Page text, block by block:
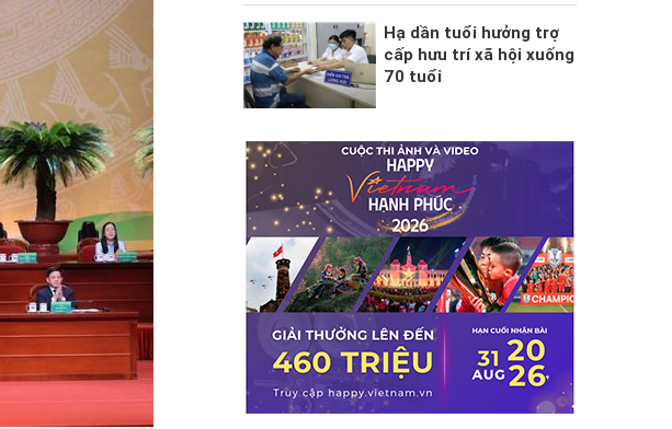
Hạ dần tuổi hưởng trợ
cấp hưu trí xã hội xuống
70 tuổi